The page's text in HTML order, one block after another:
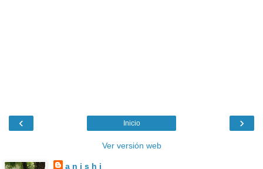
‹ ›
Inicio
Ver versión web
a n i s h i